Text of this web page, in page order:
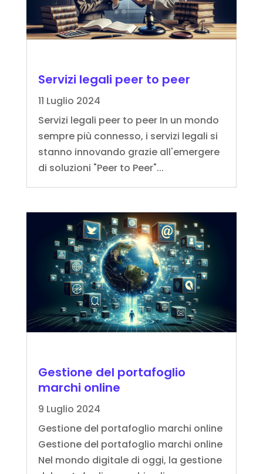
Servizi legali peer to peer
11 Luglio 2024
Servizi legali peer to peer In un mondo
sempre più connesso, i servizi legali si
stanno innovando grazie all'emergere
di soluzioni "Peer to Peer"...
Gestione del portafoglio
marchi online
9 Luglio 2024
Gestione del portafoglio marchi online
Gestione del portafoglio marchi online
Nel mondo digitale di oggi, la gestione